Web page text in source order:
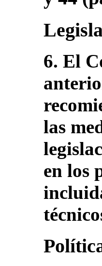
6. El
las
en los